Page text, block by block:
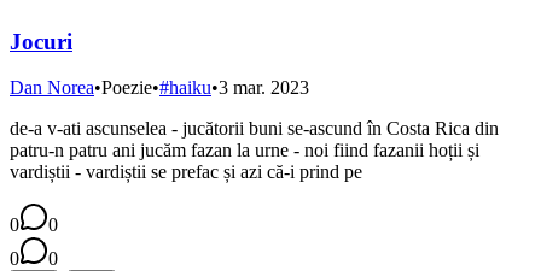
Jocuri
Dan Norea•Poezie•#haiku•3 mar. 2023
de-a v-ati ascunselea - jucătorii buni se-ascund în Costa Rica din
patru-n patru ani jucăm fazan la urne - noi fiind fazanii hoții și
vardiștii - vardiștii se prefac și azi că-i prind pe
0
0
0
0